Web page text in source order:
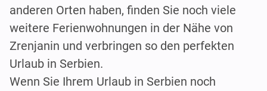
anderen Orten haben, finden Sie noch viele
weitere Ferienwohnungen in der Nähe von
Zrenjanin und verbringen so den perfekten
Urlaub in Serbien.
Wenn Sie Ihrem Urlaub in Serbien noch